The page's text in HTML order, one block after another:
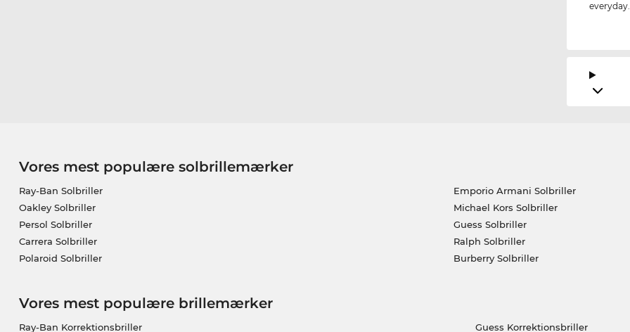
everyday.
Vores mest populære solbrillemærker
Ray-Ban Solbriller
Oakley Solbriller
Persol Solbriller
Carrera Solbriller
Polaroid Solbriller
Emporio Armani Solbriller
Michael Kors Solbriller
Guess Solbriller
Ralph Solbriller
Burberry Solbriller
Vores mest populære brillemærker
Ray-Ban Korrektionsbriller Guess Korrektionsbriller